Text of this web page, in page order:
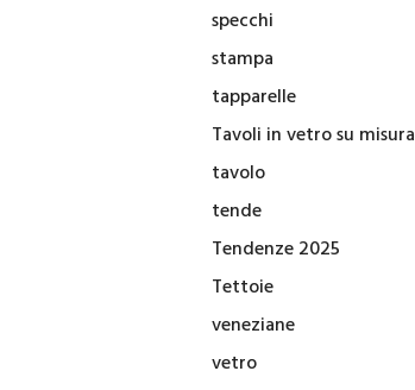
specchi
stampa
tapparelle
Tavoli in vetro su misura
tavolo
tende
Tendenze 2025
Tettoie
veneziane
vetro